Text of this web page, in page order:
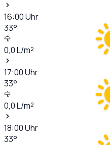
16:00Uhr
33°
0,0L/m²
17:00Uhr
33°
0,0L/m²
18:00Uhr
33°